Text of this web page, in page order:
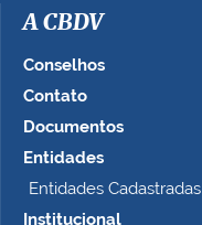
A CBDV
Conselhos
Contato
Documentos
Entidades
Entidades Cadastradas
Institucional